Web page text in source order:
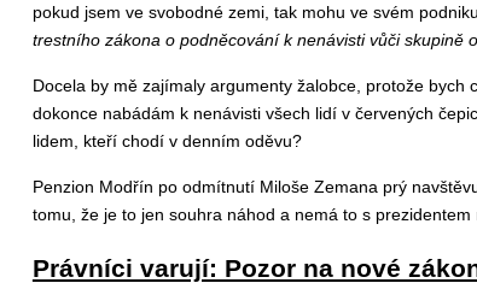
pokud jsem ve svobodné zemi, tak mohu ve svém
trestního zákona o podněcování k nenávisti vůči skupině
Docela by mě zajímaly argumenty žalobce, protože
dokonce nabádám k nenávisti všech lidí v červených
lidem, kteří chodí v denním oděvu?
Penzion Modřín po odmítnutí Miloše Zemana prý
tomu, že je to jen souhra náhod a nemá to s prezidentem
Právníci varují: Pozor na nové